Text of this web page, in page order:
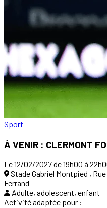
Sport
À VENIR : CLERMONT
Le 12/02/2027 de 19h00 à
Stade Gabriel Montpied ,
Ferrand
Adulte, adolescent, enfant
Activité adaptée pour :